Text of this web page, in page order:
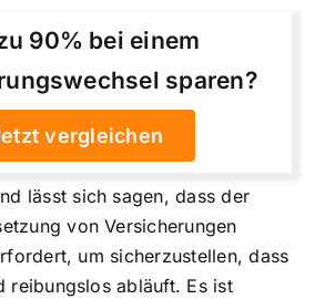
90% bei einem
sparen?
vergleichen
lässt sich sagen, dass der
von Versicherungen
um sicherzustellen, dass
reibungslos abläuft. Es ist